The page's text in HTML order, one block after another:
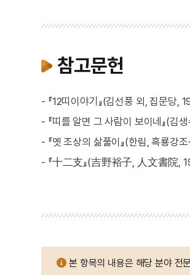
참고문헌
- 『12띠이야기』(김선풍 외, 집문당,
- 『띠를 알면 그 사람이 보이네』(김
- 『옛 조상의 삶풀이』(한림, 흑룡강
- 『十二支』(吉野裕子, 人文書院,
본 항목의 내용은 해당 분야 전